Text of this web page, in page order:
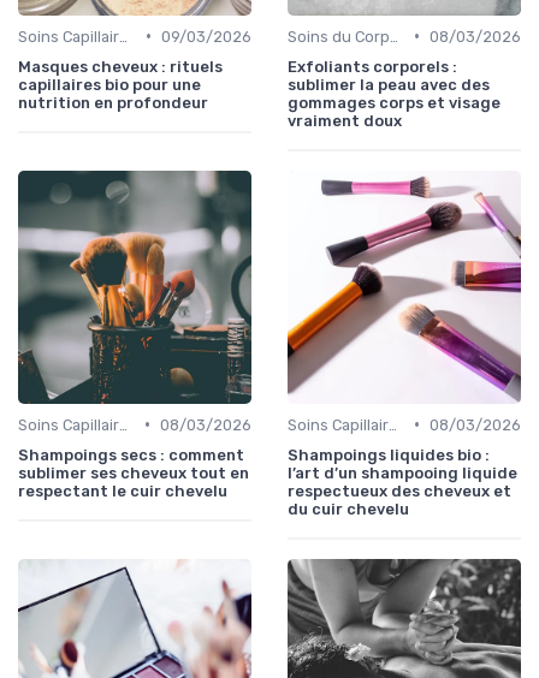
• 09/03/2026
Masques cheveux : rituels
capillaires bio pour une
nutrition en profondeur
• 08/03/2026
Exfoliants corporels :
sublimer la peau avec des
gommages corps et visage
vraiment doux
• 08/03/2026
Shampoings secs : comment
sublimer ses cheveux tout en
respectant le cuir chevelu
• 08/03/2026
Shampoings liquides bio :
l’art d’un shampooing liquide
respectueux des cheveux et
du cuir chevelu